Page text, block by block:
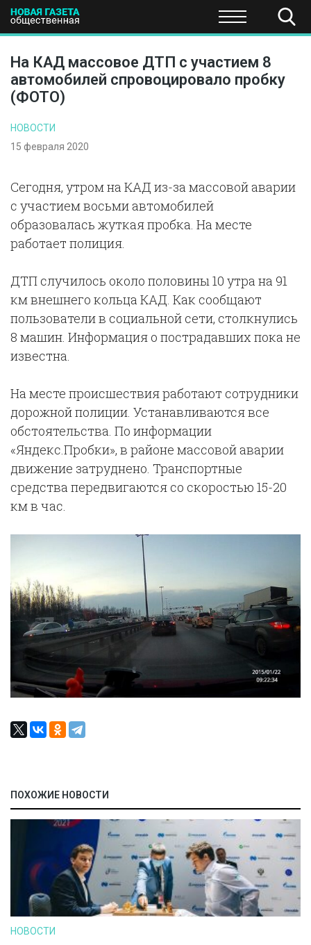
ПОЛИТИКА ЭКОНОМИКА НАУКА И
На КАД массовое ДТП с участием 8
автомобилей спровоцировало пробку
(ФОТО)
НОВОСТИ
15 февраля 2020
Сегодня, утром на КАД из-за массовой аварии
с участием восьми автомобилей
образовалась жуткая пробка. На месте
работает полиция.
ДТП случилось около половины 10 утра на 91
км внешнего кольца КАД. Как сообщают
пользователи в социальной сети, столкнулись
8 машин. Информация о пострадавших пока не
известна.
На месте происшествия работают сотрудники
дорожной полиции. Устанавливаются все
обстоятельства. По информации
«Яндекс.Пробки», в районе массовой аварии
движение затруднено. Транспортные
средства передвигаются со скоростью 15-20
км в час.
ПОХОЖИЕ НОВОСТИ
НОВОСТИ